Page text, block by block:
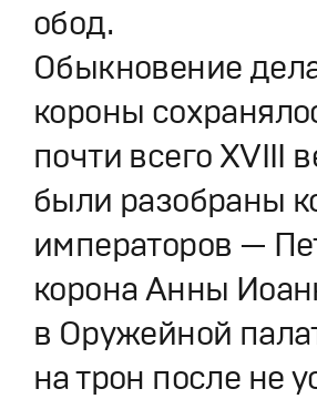
обод.
Обыкновение
короны
почти всего XVIII
были разобраны
императоров —
корона Анны
в Оружейной
на трон после не